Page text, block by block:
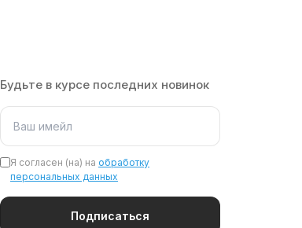
Будьте в курсе последних новинок
Я согласен (на) на обработку
персональных данных
Подписаться